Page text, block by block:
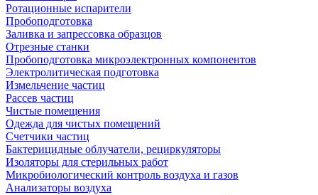
Ротационные испарители
Пробоподготовка
Заливка и запрессовка образцов
Отрезные станки
Пробоподготовка микроэлектронных компонентов
Электролитическая подготовка
Измельчение частиц
Рассев частиц
Чистые помещения
Одежда для чистых помещений
Счетчики частиц
Бактерицидные облучатели, рециркуляторы
Изоляторы для стерильных работ
Микробиологический контроль воздуха и газов
Анализаторы воздуха